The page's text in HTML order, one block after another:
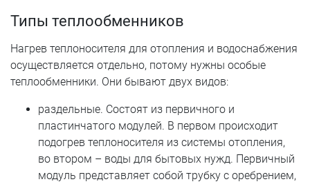
Типы теплообменников
Нагрев теплоносителя для отопления и водоснабжения
осуществляется отдельно, потому нужны особые
теплообменники. Они бывают двух видов:
раздельные. Состоят из первичного и
пластинчатого модулей. В первом происходит
подогрев теплоносителя из системы отопления,
во втором – воды для бытовых нужд. Первичный
модуль представляет собой трубку с оребрением,